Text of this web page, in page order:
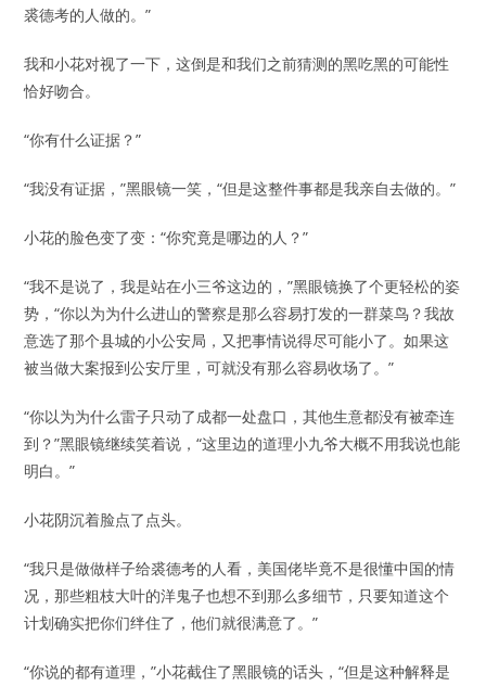
裘德考的人做的。”
我和小花对视了一下，这倒是和我们之前猜测的黑吃黑的可能性
恰好吻合。
“你有什么证据？”
“我没有证据，”黑眼镜一笑，“但是这整件事都是我亲自去做的。”
小花的脸色变了变：“你究竟是哪边的人？”
“我不是说了，我是站在小三爷这边的，”黑眼镜换了个更轻松的姿
势，“你以为为什么进山的警察是那么容易打发的一群菜鸟？我故
意选了那个县城的小公安局，又把事情说得尽可能小了。如果这
被当做大案报到公安厅里，可就没有那么容易收场了。”
“你以为为什么雷子只动了成都一处盘口，其他生意都没有被牵连
到？”黑眼镜继续笑着说，“这里边的道理小九爷大概不用我说也能
明白。”
小花阴沉着脸点了点头。
“我只是做做样子给裘德考的人看，美国佬毕竟不是很懂中国的情
况，那些粗枝大叶的洋鬼子也想不到那么多细节，只要知道这个
计划确实把你们绊住了，他们就很满意了。”
“你说的都有道理，”小花截住了黑眼镜的话头，“但是这种解释是